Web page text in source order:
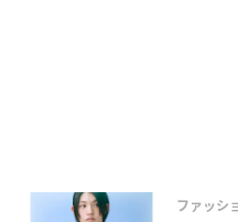
ファッシ